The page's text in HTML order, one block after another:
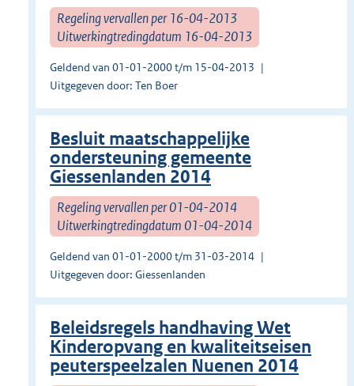
Regeling vervallen per 16-04-2013
Uitwerkingtredingdatum 16-04-2013
Geldend van 01-01-2000 t/m 15-04-2013
Uitgegeven door: Ten Boer
Besluit maatschappelijke
ondersteuning gemeente
Giessenlanden 2014
Regeling vervallen per 01-04-2014
Uitwerkingtredingdatum 01-04-2014
Geldend van 01-01-2000 t/m 31-03-2014
Uitgegeven door: Giessenlanden
Beleidsregels handhaving Wet
Kinderopvang en kwaliteitseisen
peuterspeelzalen Nuenen 2014